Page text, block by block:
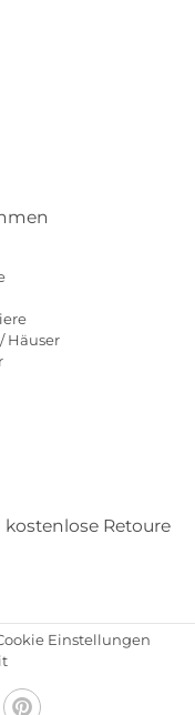
Häuser
Retoure
Einstellungen